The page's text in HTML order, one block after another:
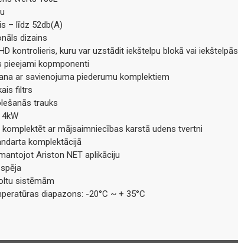
– līdz 52db(A)
dizains
kontrolieris, kuru var uzstādit iekštelpu blokā vai iekštelpās
pieejami kopmponenti
ar savienojuma piederumu komplektiem
filtrs
trauks
ar mājsaimniecības karstā udens tvertni
komplektācijā
Ariston NET aplikāciju
sistēmām
diapazons: -20°C ~ + 35°C